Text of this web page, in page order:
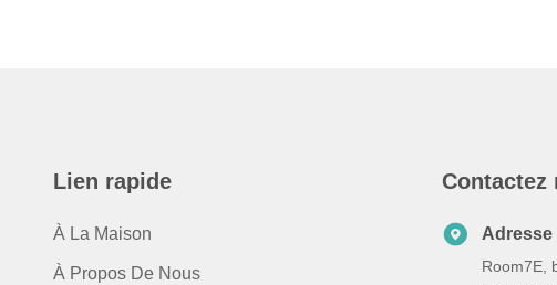
Lien rapide
À La Maison
À Propos De Nous
Contactez
Adresse
Room7E,